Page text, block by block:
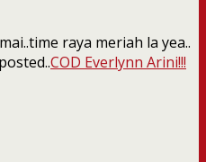
raya meriah la yea..
COD Everlynn Arini!!!